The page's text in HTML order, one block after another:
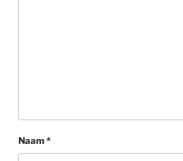
Naam*